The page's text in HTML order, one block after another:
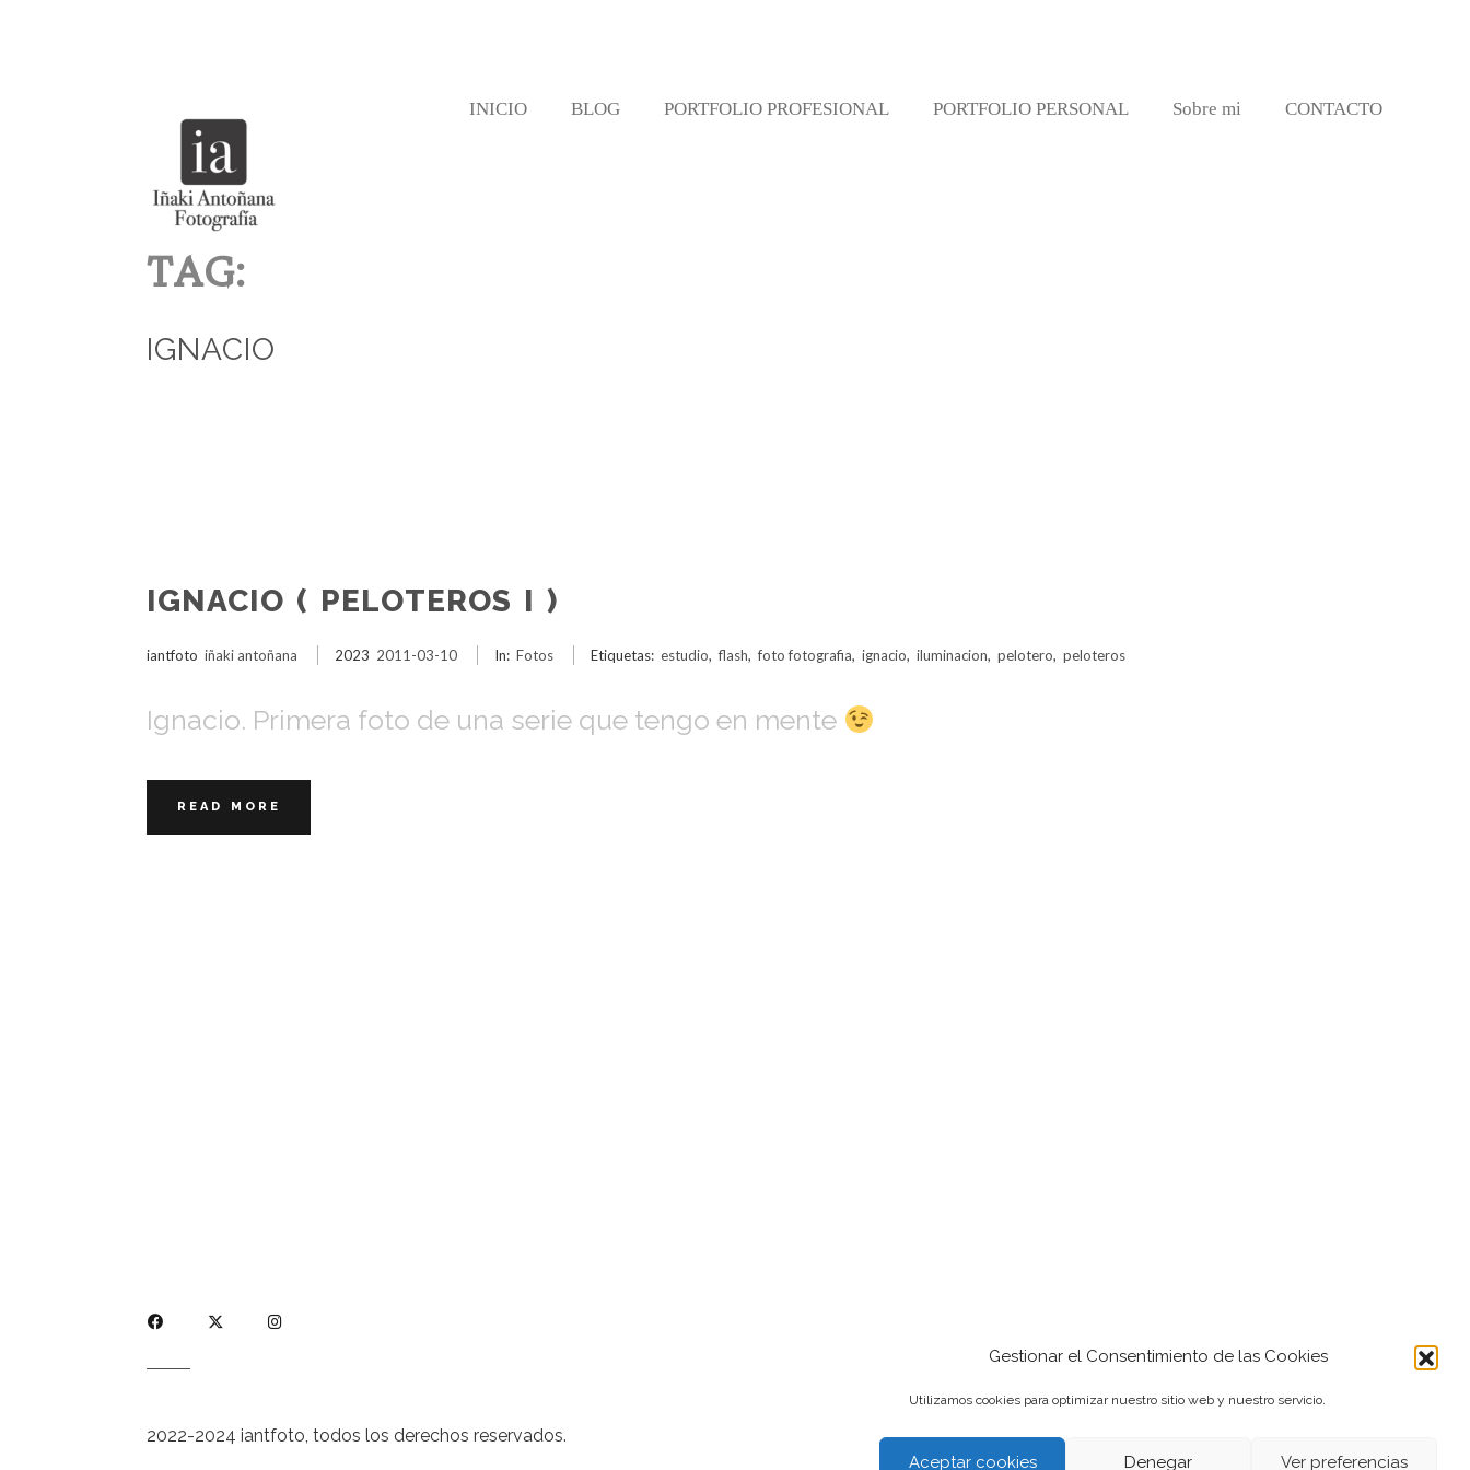
Gestionar el Consentimiento de las Cookies
Utilizamos cookies para optimizar nuestro sitio web y nuestro servicio.
Aceptar cookies Denegar Ver preferencias
INICIO BLOG PORTFOLIO PROFESIONAL PORTFOLIO PERSONAL Sobre mi CONTACTO
TAG:
IGNACIO
IGNACIO ( PELOTEROS I )
iantfoto iñaki antoñana 2023 2011-03-10 In: Fotos Etiquetas: estudio, flash, foto fotografia, ignacio, iluminacion, pelotero, peloteros
Ignacio. Primera foto de una serie que tengo en mente
READ MORE
2022-2024 iantfoto, todos los derechos reservados.